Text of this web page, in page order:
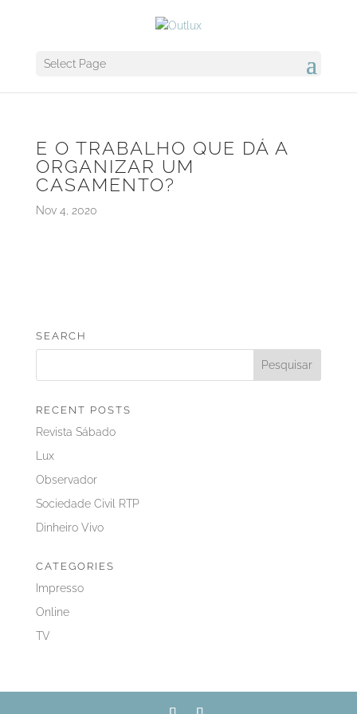
Select Page
E O TRABALHO QUE DÁ A
ORGANIZAR UM
CASAMENTO?
Nov 4, 2020
SEARCH
RECENT POSTS
Revista Sábado
Lux
Observador
Sociedade Civil RTP
Dinheiro Vivo
CATEGORIES
Impresso
Online
TV